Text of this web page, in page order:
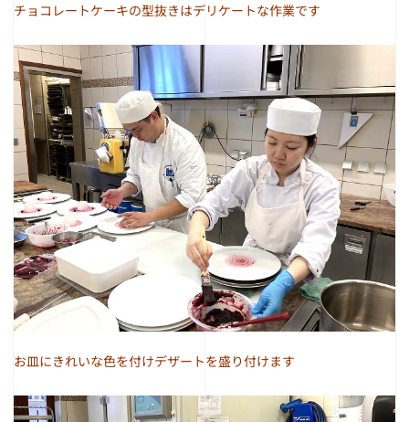
チョコレートケーキの型抜きはデリケートな作業です
お皿にきれいな色を付けデザートを盛り付けます